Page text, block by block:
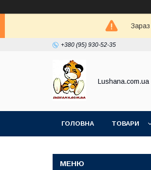
+380 (95) 930-52-35
Lushana.com.ua
ГОЛОВНА ТОВАРИ